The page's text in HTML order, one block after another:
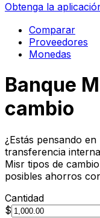
Obtenga la
Comparar
Proveedores
Monedas
Banque
cambio
¿Estás pensando
transferencia
Misr tipos de
posibles ahorros
Cantidad
$